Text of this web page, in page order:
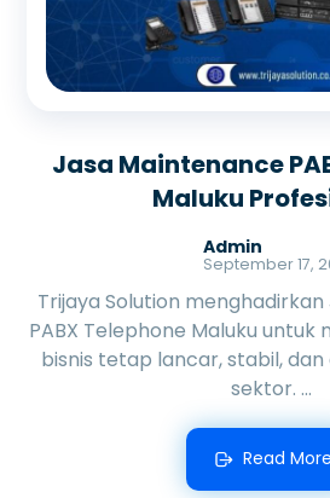
Jasa Maintenance
Maluku
Admin
September 17,
Trijaya Solution
PABX Telephone Maluku untuk
bisnis tetap lancar, stabil,
sektor. ...
Read More